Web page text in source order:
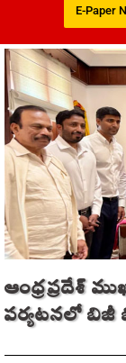
E-Paper
ఆంధ్రప్రదేశ్
పర్యటనలో బిజీ